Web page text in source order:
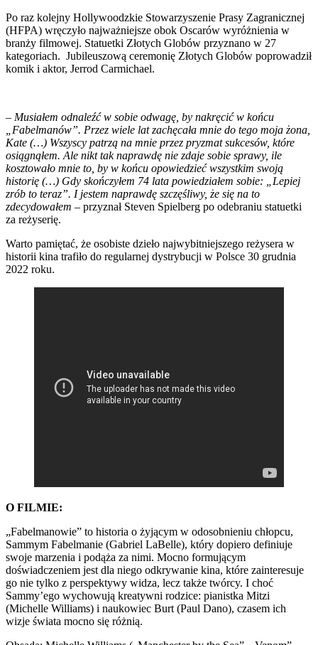
Po raz kolejny Hollywoodzkie Stowarzyszenie Prasy Zagranicznej
(HFPA) wręczyło najważniejsze obok Oscarów wyróżnienia w
branży filmowej. Statuetki Złotych Globów przyznano w 27
kategoriach. Jubileuszową ceremonię Złotych Globów poprowadził
komik i aktor, Jerrod Carmichael.
– Musiałem odnaleźć w sobie odwagę, by nakręcić w końcu
„Fabelmanów”. Przez wiele lat zachęcała mnie do tego moja żona,
Kate (…) Wszyscy patrzą na mnie przez pryzmat sukcesów, które
osiągnąłem. Ale nikt tak naprawdę nie zdaje sobie sprawy, ile
kosztowało mnie to, by w końcu opowiedzieć wszystkim swoją
historię (…) Gdy skończyłem 74 lata powiedziałem sobie: „Lepiej
zrób to teraz”. I jestem naprawdę szczęśliwy, że się na to
zdecydowałem – przyznał Steven Spielberg po odebraniu statuetki
za reżyserię.
Warto pamiętać, że osobiste dzieło najwybitniejszego reżysera w
historii kina trafiło do regularnej dystrybucji w Polsce 30 grudnia
2022 roku.
O FILMIE:
„Fabelmanowie” to historia o żyjącym w odosobnieniu chłopcu,
Sammym Fabelmanie (Gabriel LaBelle), który dopiero definiuje
swoje marzenia i podąża za nimi. Mocno formującym
doświadczeniem jest dla niego odkrywanie kina, które zainteresuje
go nie tylko z perspektywy widza, lecz także twórcy. I choć
Sammy’ego wychowują kreatywni rodzice: pianistka Mitzi
(Michelle Williams) i naukowiec Burt (Paul Dano), czasem ich
wizje świata mocno się różnią.